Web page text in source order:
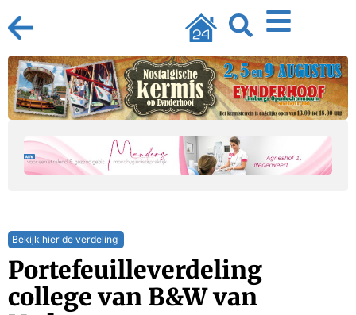
Bekijk hier de verdeling
Portefeuilleverdeling
college van B&W van